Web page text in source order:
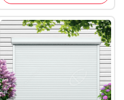
38